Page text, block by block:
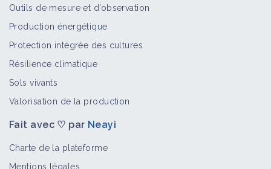
Outils de mesure et d’observation
Production énergétique
Protection intégrée des cultures
Résilience climatique
Sols vivants
Valorisation de la production
Fait avec ♡ par Neayi
Charte de la plateforme
Mentions légales